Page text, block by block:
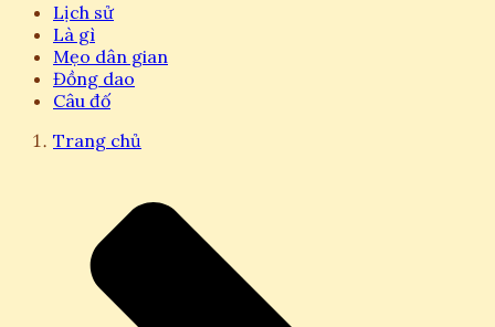
Lịch sử
Là gì
Mẹo dân gian
Đồng dao
Câu đố
Trang chủ